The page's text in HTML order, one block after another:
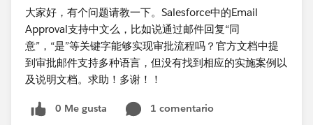
大家好，有个问题请教一下。Salesforce中的Email
Approval支持中文么，比如说通过邮件回复“同
意”，“是”等关键字能够实现审批流程吗？官方文档中提
到审批邮件支持多种语言，但没有找到相应的实施案例以
及说明文档。求助！多谢！！
0 Me gusta
1 comentario